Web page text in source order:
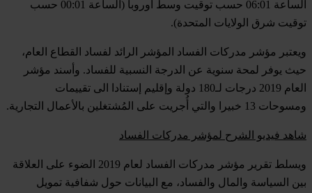
الساعة 06:01 حسب توقيت وسط أوروبا (الساعة 00:01 حسب
توقيت شرق الولايات المتحدة).
ويعتبر مؤشر مدركات الفساد المؤشر الرائد لفساد القطاع العام،
حيث يوفر لمحة سنوية عن الدرجة النسبية للفساد. وأسند مؤشر
العام 2019 درجات لـ180 دولة وإقليم إستنادا الى تقييمات
ومسوحات 13 خبيرا والتي أُجريت على المُشتغلين بالأعمال التجارية.
شاهد فيديو الشرح لمؤشر مدركات الفساد
ويسلط تقرير مؤشر مدركات الفساد لعام 2019 الضوء على العلاقة
بين السياسة والمال والفساد، مع البيانات حول شفافية تمويل